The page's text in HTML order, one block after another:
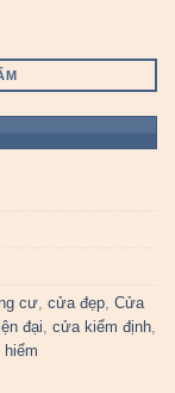
cư, cửa đẹp, Cửa
đại, cửa kiểm định,